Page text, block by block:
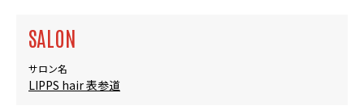
SALON
サロン名
LIPPS hair 表参道